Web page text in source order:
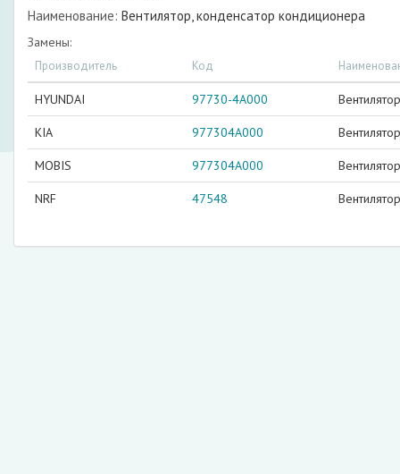
Наименование: Вентилятор, конденсатор кондиционера
Замены:
Производитель Код
HYUNDAI 97730-4A000
KIA 977304A000
MOBIS 977304A000
NRF 47548